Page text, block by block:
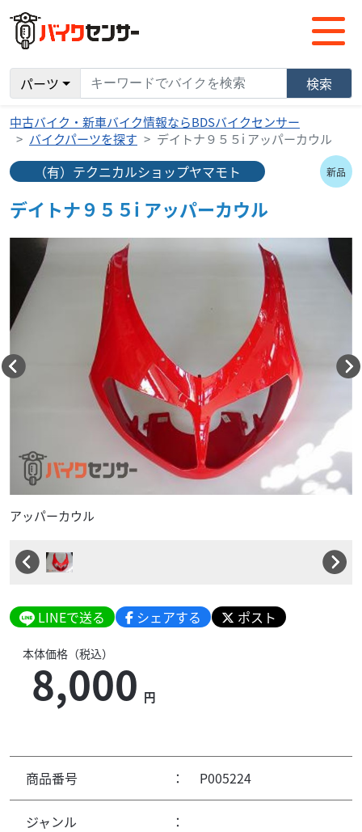
パーツ 検索
中古バイク・新車バイク情報ならBDSバイクセンサー
バイクパーツを探す
デイトナ９５５i アッパーカウル
（有）テクニカルショップヤマモト
デイトナ９５５i アッパーカウル
アッパーカウル
新品
LINEで送る シェアする ポスト
本体価格（税込）
8,000 円
商品番号 ： P005224
ジャンル ：